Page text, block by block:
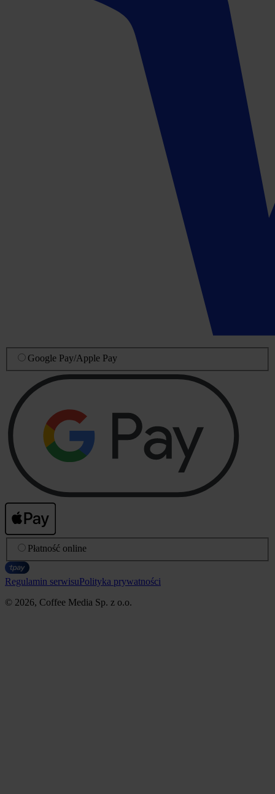
Google Pay/Apple Pay
Płatność online
Regulamin serwisuPolityka prywatności
© 2026, Coffee Media Sp. z o.o.